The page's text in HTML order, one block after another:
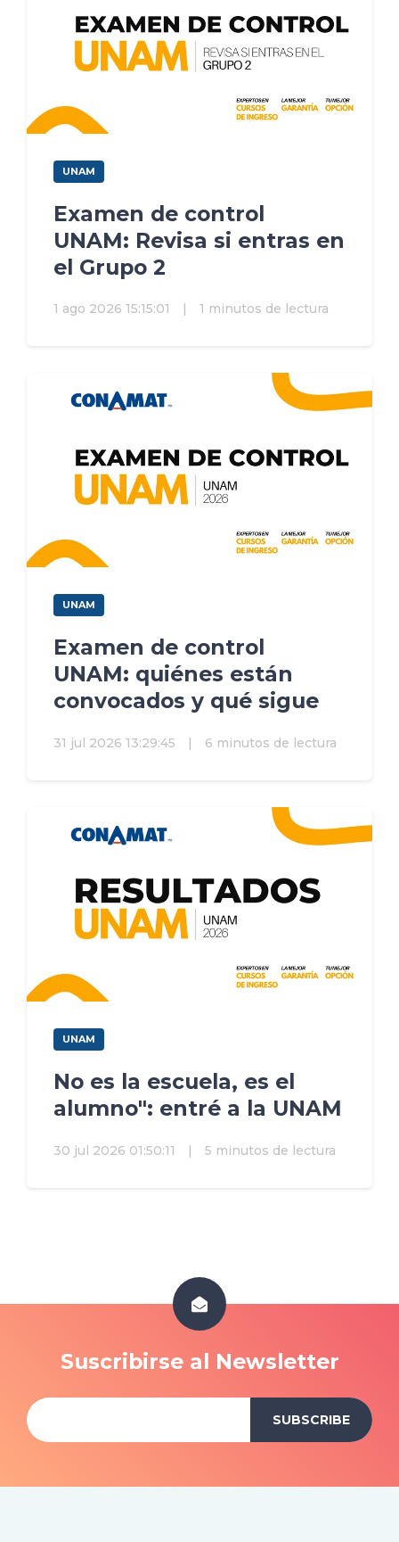
UNAM
Examen de control
UNAM: Revisa si entras en
el Grupo 2
1 ago 2026 15:15:01 1 minutos de lectura
UNAM
Examen de control
UNAM: quiénes están
convocados y qué sigue
31 jul 2026 13:29:45 | 6 minutos de lectura
UNAM
No es la escuela, es el
alumno": entré a la UNAM
30 jul 2026 01:50:11 | 5 minutos de lectura
Suscribirse al Newsletter